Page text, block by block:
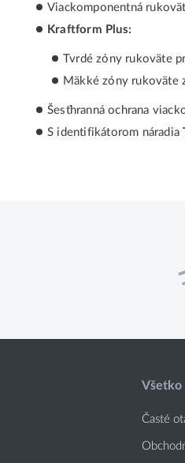
Viackomponentná
Kraftform Plus:
Tvrdé zóny rukoväte
Mäkké zóny rukoväte
Šesťhranná ochrana
S identifikátorom náradia
Všetko
Časté